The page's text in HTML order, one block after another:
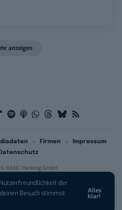
der
Besuch stimmst
Alles
klar!
anzeigen
BASIC thinking GmbH
Firmen
Impressum
Datenschutz
Für 1 € +
Bonus!